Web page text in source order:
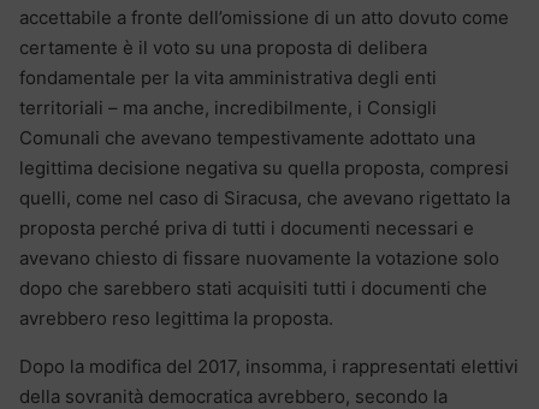
accettabile a fronte dell’omissione di un atto dovuto come
certamente è il voto su una proposta di delibera
fondamentale per la vita amministrativa degli enti
territoriali – ma anche, incredibilmente, i Consigli
Comunali che avevano tempestivamente adottato una
legittima decisione negativa su quella proposta, compresi
quelli, come nel caso di Siracusa, che avevano rigettato la
proposta perché priva di tutti i documenti necessari e
avevano chiesto di fissare nuovamente la votazione solo
dopo che sarebbero stati acquisiti tutti i documenti che
avrebbero reso legittima la proposta.
Dopo la modifica del 2017, insomma, i rappresentati elettivi
della sovranità democratica avrebbero, secondo la